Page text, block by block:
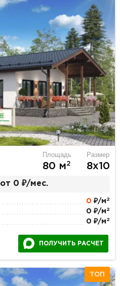
Площадь
80 м2
Размер
8х10
от 0 ₽/мес.
0 ₽/м 2
0 ₽/м 2
0 ₽/м 2
ПОЛУЧИТЬ РАСЧЕТ
ТОП